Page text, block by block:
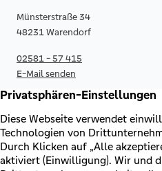
Münsterstraße 34
48231 Warendorf
02581 - 57 415
E-Mail senden
RECHTLICHES &
Kontakt